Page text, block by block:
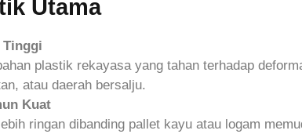
Utama
Tinggi
plastik rekayasa yang tahan terhadap
atau daerah bersalju.
Kuat
ringan dibanding pallet kayu atau logam